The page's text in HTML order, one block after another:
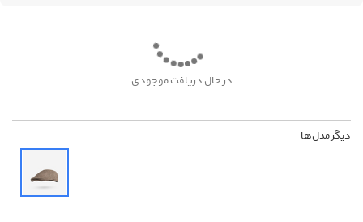
در حال دریافت موجودی
دیگر مدل‌ها